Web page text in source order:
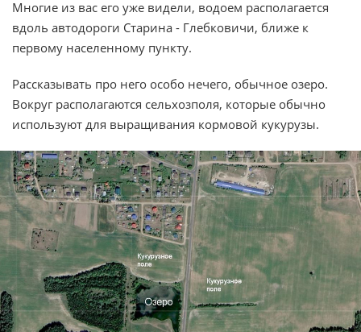
Многие из вас его уже видели, водоем располагается
вдоль автодороги Старина - Глебковичи, ближе к
первому населенному пункту.
Рассказывать про него особо нечего, обычное озеро.
Вокруг располагаются сельхозполя, которые обычно
используют для выращивания кормовой кукурузы.